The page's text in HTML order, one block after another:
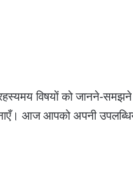
विषयों को जानने-
आज आपको अपनी